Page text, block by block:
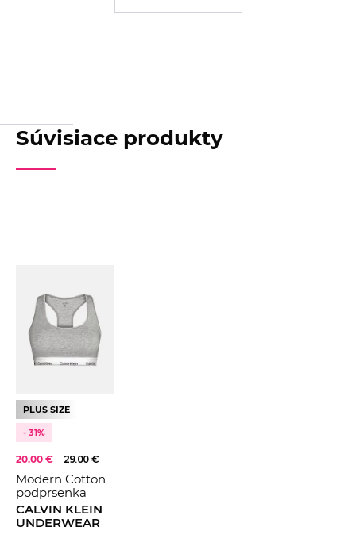
Súvisiace produkty
PLUS SIZE
- 31%
20.00 € 29.00 €
Modern Cotton
podprsenka
CALVIN KLEIN
UNDERWEAR